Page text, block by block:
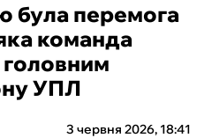
була перемога
команда
головним
УПЛ
3 червня 2026, 18:41